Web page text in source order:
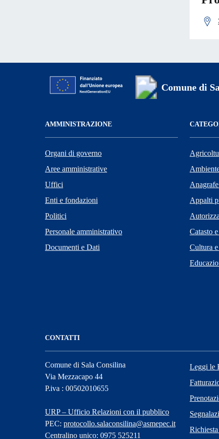
Comune di
AMMINISTRAZIONE
Organi di governo
Aree amministrative
Uffici
Enti e fondazioni
Politici
Personale amministrativo
Documenti e Dati
Appalti
Catasto
Cultura
CONTATTI
Comune di Sala Consilina
Via Mezzacapo 44
P.iva : 00502010655
URP – Ufficio Relazioni con il pubblico
PEC: protocollo.salaconsilina@asmepec.it
Centralino unico: 0975 525211
Leggi le
Richiesta